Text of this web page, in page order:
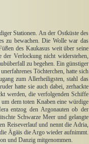
Stationen. An der Ostküste des
zu bewachen. Die Wolle war das
des Kaukasus weit über seine
der Verlockung nicht widerstehen,
zu begehen. Ein günstiger
Töchterchen, hatte sich
zum Allerheiligsten, stahl das
hatte sie auch dabei, zerhackte
werden, die verfolgenden Schiffe
dem toten Knaben eine würdige
entzog den Argonauten ob der
Schwarze Meer und gelangte
Reiseverlauf und nennt die Adria,
Ägäis die Argo wieder aufnimmt.
und Danzig mitgenommen.